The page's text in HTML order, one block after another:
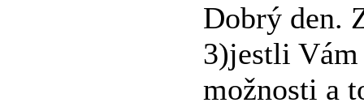
Dobrý den.
3)jestli Vám
možnosti a